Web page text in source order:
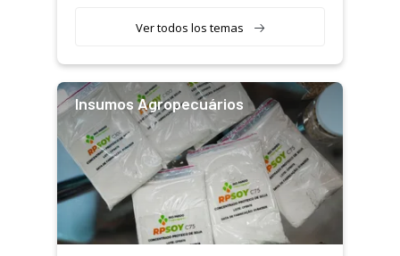
Ver todos los temas
Insumos Agropecuários